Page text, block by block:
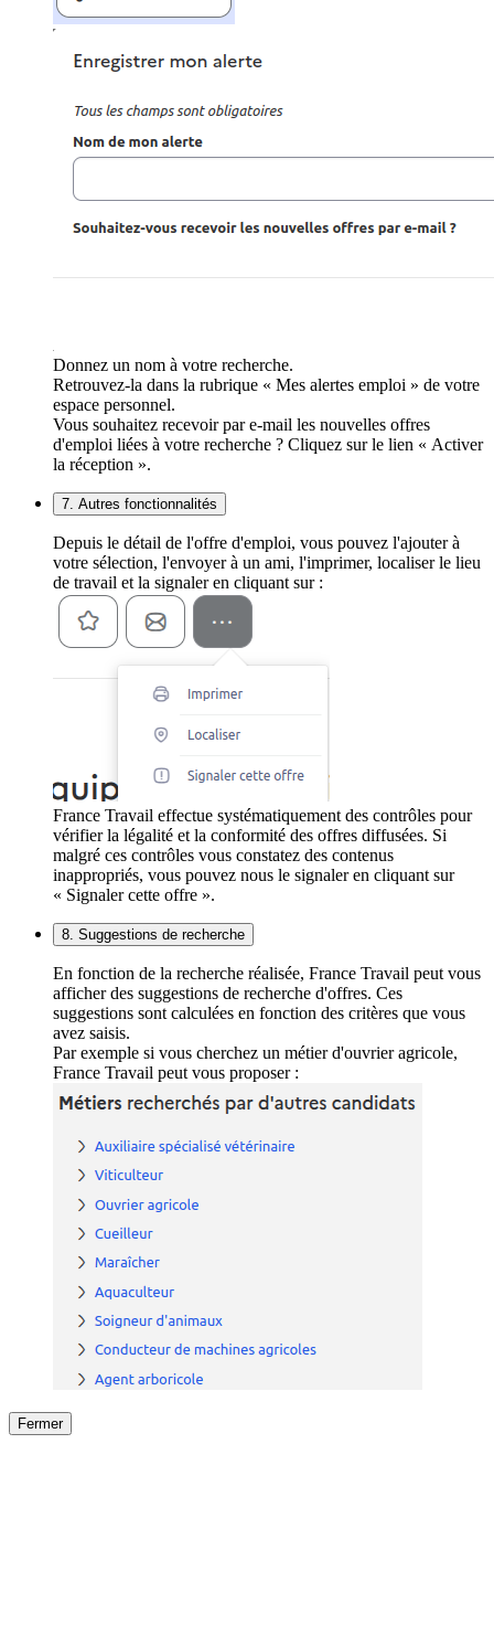
Donnez un nom à votre recherche.
Retrouvez-la dans la rubrique « Mes alertes emploi » de votre
espace personnel.
Vous souhaitez recevoir par e-mail les nouvelles offres
d'emploi liées à votre recherche ? Cliquez sur le lien « Activer
la réception ».
7. Autres fonctionnalités
Depuis le détail de l'offre d'emploi, vous pouvez l'ajouter à
votre sélection, l'envoyer à un ami, l'imprimer, localiser le lieu
de travail et la signaler en cliquant sur :
France Travail effectue systématiquement des contrôles pour
vérifier la légalité et la conformité des offres diffusées. Si
malgré ces contrôles vous constatez des contenus
inappropriés, vous pouvez nous le signaler en cliquant sur
« Signaler cette offre ».
8. Suggestions de recherche
En fonction de la recherche réalisée, France Travail peut vous
afficher des suggestions de recherche d'offres. Ces
suggestions sont calculées en fonction des critères que vous
avez saisis.
Par exemple si vous cherchez un métier d'ouvrier agricole,
France Travail peut vous proposer :
Fermer